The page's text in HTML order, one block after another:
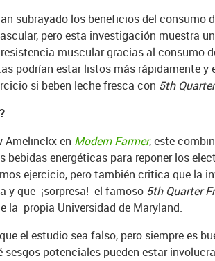
subrayado los beneficios del consumo
pero esta investigación muestra
muscular gracias al consumo
podrían estar listos más rápidamente y
si beben leche fresca con 5th
Amelinckx en Modern Farmer, este
bebidas energéticas para reponer los
ejercicio, pero también critica que la
y que -¡sorpresa!- el famoso 5th Quarter
la propia Universidad de Maryland.
el estudio sea falso, pero siempre es
potenciales pueden estar